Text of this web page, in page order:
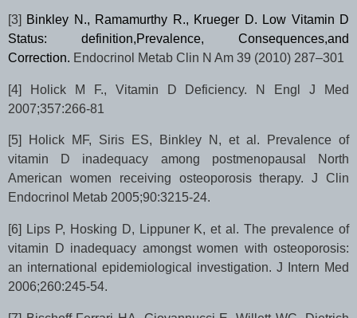
[3] Binkley N., Ramamurthy R., Krueger D. Low Vitamin D
Status: definition,Prevalence, Consequences,and
Correction. Endocrinol Metab Clin N Am 39 (2010) 287–301
[4] Holick M F., Vitamin D Deficiency. N Engl J Med
2007;357:266-81
[5]
Holick MF, Siris ES, Binkley N, et al. Prevalence of
vitamin D inadequacy among postmenopausal North
American women receiving osteoporosis therapy. J Clin
Endocrinol Metab 2005;90:3215-24.
[6]
Lips P, Hosking D, Lippuner K, et al. The prevalence of
vitamin D inadequacy amongst women with osteoporosis:
an international epidemiological investigation. J Intern Med
2006;260:245-54.